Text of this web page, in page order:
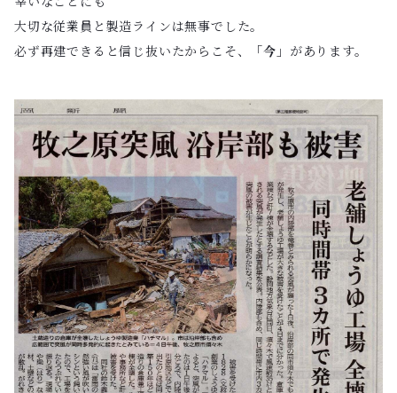
大切な従業員と製造ラインは無事でした。
必ず再建できると信じ抜いたからこそ、
「今」 があります。